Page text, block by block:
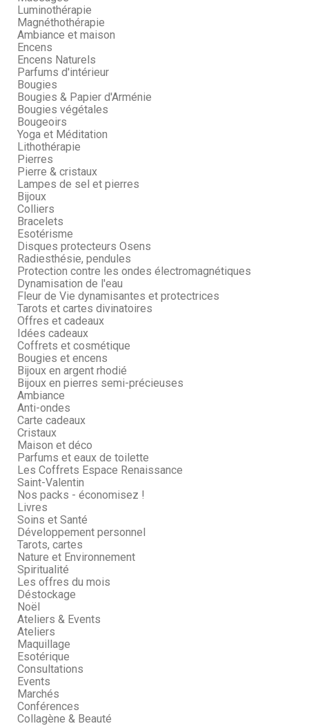
Luminothérapie
Magnéthothérapie
Ambiance et maison
Encens
Encens Naturels
Parfums d'intérieur
Bougies
Bougies & Papier d'Arménie
Bougies végétales
Bougeoirs
Yoga et Méditation
Lithothérapie
Pierres
Pierre & cristaux
Lampes de sel et pierres
Bijoux
Colliers
Bracelets
Esotérisme
Disques protecteurs Osens
Radiesthésie, pendules
Protection contre les ondes électromagnétiques
Dynamisation de l'eau
Fleur de Vie dynamisantes et protectrices
Tarots et cartes divinatoires
Offres et cadeaux
Idées cadeaux
Coffrets et cosmétique
Bougies et encens
Bijoux en argent rhodié
Bijoux en pierres semi-précieuses
Ambiance
Anti-ondes
Carte cadeaux
Cristaux
Maison et déco
Parfums et eaux de toilette
Les Coffrets Espace Renaissance
Saint-Valentin
Nos packs - économisez !
Livres
Soins et Santé
Développement personnel
Tarots, cartes
Nature et Environnement
Spiritualité
Les offres du mois
Déstockage
Noël
Ateliers & Events
Ateliers
Maquillage
Esotérique
Consultations
Events
Marchés
Conférences
Collagène & Beauté